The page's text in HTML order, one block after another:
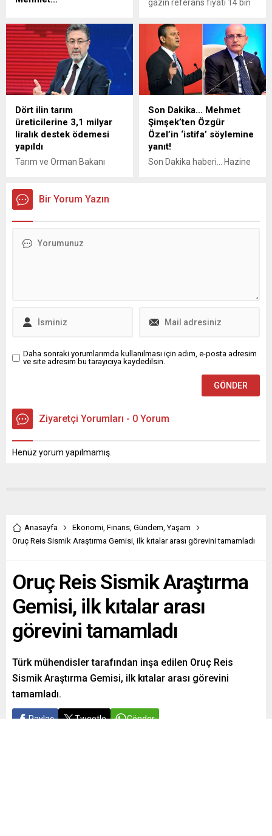
idrak edilecek olan Kurban
Bayramı'nda vatandaşlar,
hangi yolların ücretsiz
olacağını araştırıyor. Peki
bayramda hangi yollar
ücretsiz? Karar Resmi
gazın referans fiyatı 14 bin
Dört ilin tarım
üreticilerine 3,1 milyar
liralık destek ödemesi
yapıldı
Tarım ve Orman Bakanı
Şanlıurfa'da, hububat
desteği kapsamında
üreticilerin hesaplarına
61 bin 894 lira aktardıklarını
Son Dakika… Mehmet
Şimşek’ten Özgür
Özel’in ‘istifa’ söylemine
yanıt!
Son Dakika haberi... Hazine
Görevimizin başındayız dedi.
Bir Yorum Yazın
Daha sonraki yorumlarımda kullanılması için adım, e-posta adresim
ve site adresim bu tarayıcıya kaydedilsin.
Ziyaretçi Yorumları - 0 Yorum
Henüz yorum yapılmamış.
Anasayfa Ekonomi, Finans, Gündem,Yaşam
Oruç Reis Sismik Araştırma Gemisi, ilk kıtalar arası görevini tamamladı
Oruç Reis Sismik Araştırma
Gemisi, ilk kıtalar arası
görevini tamamladı
Türk mühendisler tarafından inşa edilen Oruç Reis
Sismik Araştırma Gemisi, ilk kıtalar arası görevini
tamamladı.
Paylaş Tweetle Gönder